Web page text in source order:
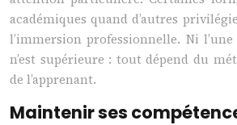
académiques quand d’autres
l’immersion professionnelle. Ni
n’est supérieure : tout dépend du
de l’apprenant.
Maintenir ses